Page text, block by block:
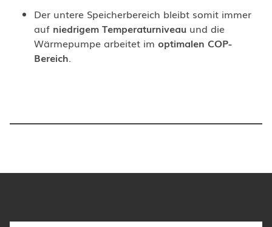
Der untere Speicherbereich bleibt somit immer
auf niedrigem Temperaturniveau und die
Wärmepumpe arbeitet im optimalen COP-
Bereich.